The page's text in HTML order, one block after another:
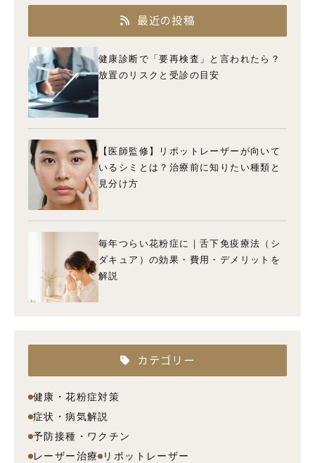
最近の投稿
健康診断で「要再検査」と言われたら？
放置のリスクと受診の目安
【医師監修】リポットレーザーが向いて
いるシミとは？治療前に知りたい種類と
見分け方
毎年つらい花粉症に｜舌下免疫療法（シ
ダキュア）の効果・費用・デメリットを
解説
カテゴリー
健康・花粉症対策
症状・病気解説
予防接種・ワクチン
レーザー治療 リポットレーザー